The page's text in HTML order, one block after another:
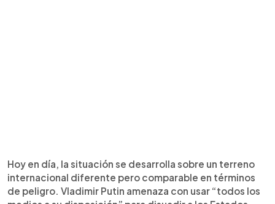
Hoy en día, la situación se desarrolla sobre un terreno
internacional diferente pero comparable en términos
de peligro. Vladimir Putin amenaza con usar “todos los